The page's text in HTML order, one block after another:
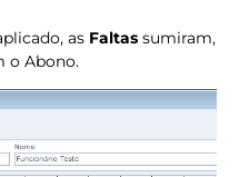
as Faltas sumiram,
o Abono.